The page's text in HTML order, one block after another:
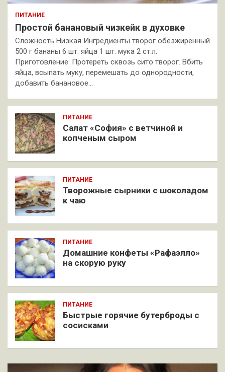
ПИТАНИЕ
Простой банановый чизкейк в духовке
Сложность Низкая Ингредиенты творог обезжиренный
500 г бананы 6 шт. яйца 1 шт. мука 2 ст.л.
Приготовление: Протереть сквозь сито творог. Вбить
яйца, всыпать муку, перемешать до однородности,
добавить банановое…
ПИТАНИЕ
Салат «София» с ветчиной и
копченым сыром
ПИТАНИЕ
Творожные сырники с шоколадом
к чаю
ПИТАНИЕ
Домашние конфеты «Рафаэлло»
на скорую руку
ПИТАНИЕ
Быстрые горячие бутерброды с
сосисками